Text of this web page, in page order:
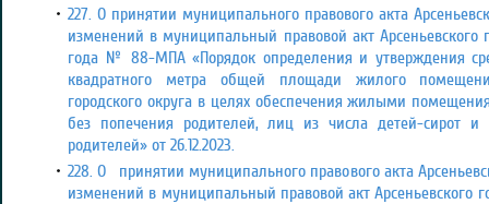
227. О принятии муниципального правового акта
изменений в муниципальный правовой акт Арсеньевского
года № 88-МПА «Порядок определения и утверждения
квадратного метра общей площади жилого
городского округа в целях обеспечения жилыми
без попечения родителей, лиц из числа детей-сирот и
родителей» от 26.12.2023.
228. О принятии муниципального правового акта
изменений в муниципальный правовой акт Арсеньевского